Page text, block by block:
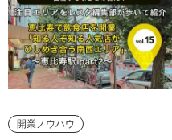
開業ノウハウ